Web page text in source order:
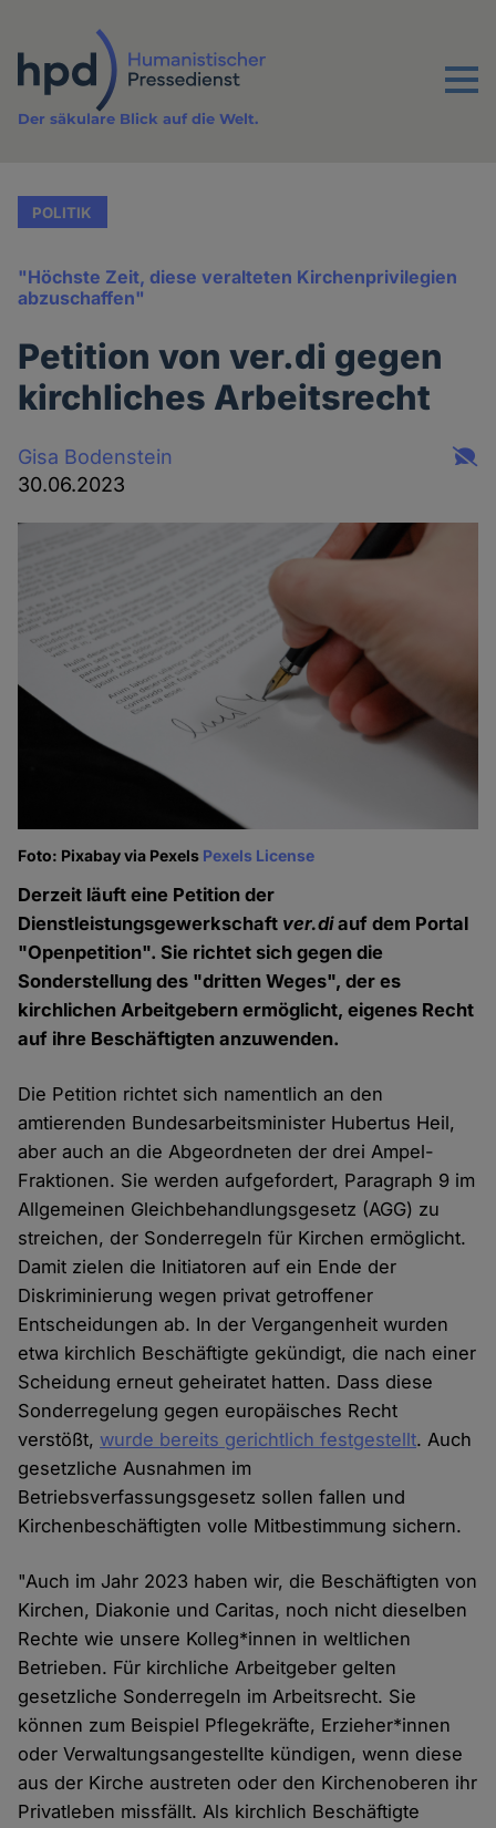
Inhalt
Menu
Der säkulare Blick auf die Welt.
POLITIK
"Höchste Zeit, diese veralteten Kirchenprivilegien
abzuschaffen"
Petition von ver.di gegen
kirchliches Arbeitsrecht
Gisa Bodenstein
30.06.2023
Foto: Pixabay via Pexels Pexels License
Derzeit läuft eine Petition der
Dienstleistungsgewerkschaft ver.diauf dem Portal
"Openpetition". Sie richtet sich gegen die
Sonderstellung des "dritten Weges", der es
kirchlichen Arbeitgebern ermöglicht, eigenes Recht
auf ihre Beschäftigten anzuwenden.
Die Petition richtet sich namentlich an den
amtierenden Bundesarbeitsminister Hubertus Heil,
aber auch an die Abgeordneten der drei Ampel-
Fraktionen. Sie werden aufgefordert, Paragraph 9 im
Allgemeinen Gleichbehandlungsgesetz (AGG) zu
streichen, der Sonderregeln für Kirchen ermöglicht.
Damit zielen die Initiatoren auf ein Ende der
Diskriminierung wegen privat getroffener
Entscheidungen ab. In der Vergangenheit wurden
etwa kirchlich Beschäftigte gekündigt, die nach einer
Scheidung erneut geheiratet hatten. Dass diese
Sonderregelung gegen europäisches Recht
verstößt, wurde bereits gerichtlich festgestellt. Auch
gesetzliche Ausnahmen im
Betriebsverfassungsgesetz sollen fallen und
Kirchenbeschäftigten volle Mitbestimmung sichern.
"Auch im Jahr 2023 haben wir, die Beschäftigten von
Kirchen, Diakonie und Caritas, noch nicht dieselben
Rechte wie unsere Kolleg*innen in weltlichen
Betrieben. Für kirchliche Arbeitgeber gelten
gesetzliche Sonderregeln im Arbeitsrecht. Sie
können zum Beispiel Pflegekräfte, Erzieher*innen
oder Verwaltungsangestellte kündigen, wenn diese
aus der Kirche austreten oder den Kirchenoberen ihr
Privatleben missfällt. Als kirchlich Beschäftigte